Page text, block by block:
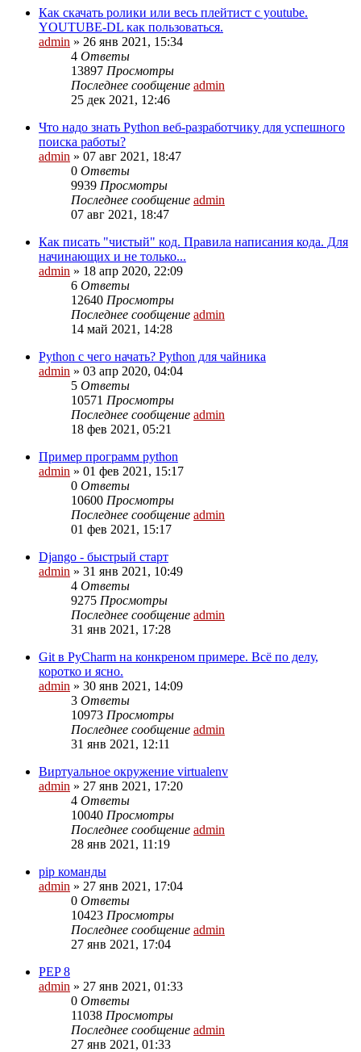
Как скачать ролики или весь плейтист с youtube.
YOUTUBE-DL как пользоваться.
admin » 26 янв 2021, 15:34
4 Ответы
13897 Просмотры
Последнее сообщение admin
25 дек 2021, 12:46
Что надо знать Python веб-разработчику для успешного
поиска работы?
admin » 07 авг 2021, 18:47
0 Ответы
9939 Просмотры
Последнее сообщение admin
07 авг 2021, 18:47
Как писать "чистый" код. Правила написания кода. Для
начинающих и не только...
admin » 18 апр 2020, 22:09
6 Ответы
12640 Просмотры
Последнее сообщение admin
14 май 2021, 14:28
Python с чего начать? Python для чайника
admin » 03 апр 2020, 04:04
5 Ответы
10571 Просмотры
Последнее сообщение admin
18 фев 2021, 05:21
Пример программ python
admin » 01 фев 2021, 15:17
0 Ответы
10600 Просмотры
Последнее сообщение admin
01 фев 2021, 15:17
Django - быстрый старт
admin » 31 янв 2021, 10:49
4 Ответы
9275 Просмотры
Последнее сообщение admin
31 янв 2021, 17:28
Git в PyCharm на конкреном примере. Всё по делу,
коротко и ясно.
admin » 30 янв 2021, 14:09
3 Ответы
10973 Просмотры
Последнее сообщение admin
31 янв 2021, 12:11
Виртуальное окружение virtualenv
admin » 27 янв 2021, 17:20
4 Ответы
10040 Просмотры
Последнее сообщение admin
28 янв 2021, 11:19
pip команды
admin » 27 янв 2021, 17:04
0 Ответы
10423 Просмотры
Последнее сообщение admin
27 янв 2021, 17:04
PEP 8
admin » 27 янв 2021, 01:33
0 Ответы
11038 Просмотры
Последнее сообщение admin
27 янв 2021, 01:33